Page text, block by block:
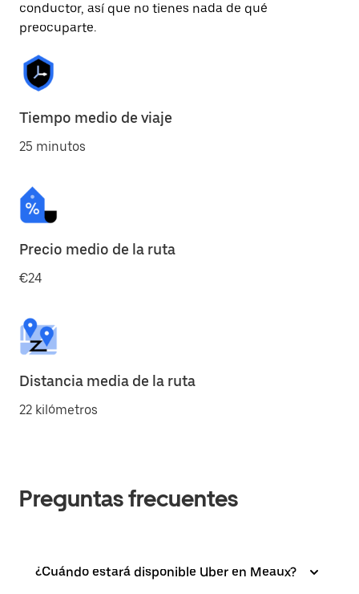
conductor, así que no tienes nada de qué
preocuparte.
Tiempo medio de viaje
25 minutos
Precio medio de la ruta
€24
Distancia media de la ruta
22 kilómetros
Preguntas frecuentes
¿Cuándo estará disponible Uber en Meaux?